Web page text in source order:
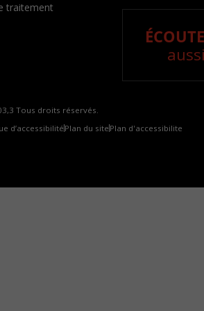
traitement
Tous droits réservés.
d’accessibilité Plan du site Plan d'accessibilite